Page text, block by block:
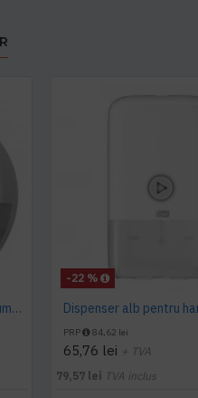
Dispenser hartie igienica mini Jumbo Tork alb
-22 %
PRP 84,62 lei
65,76 lei + TVA
79,57 lei TVA inclus